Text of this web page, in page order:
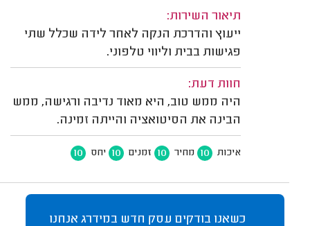
תיאור השירות:
ייעוץ והדרכת הנקה לאחר לידה שכלל שתי
פגישות בבית וליווי טלפוני.
חוות דעת:
היה ממש טוב, היא מאוד נדיבה ורגישה, ממש
הבינה את הסיטואציה והייתה זמינה.
איכות 10 מחיר 10 זמנים 10 יחס 10
כשאנו בודקים עסק חדש במידרג אנחנו